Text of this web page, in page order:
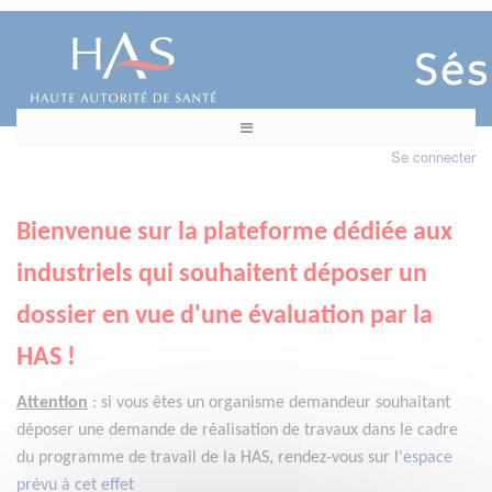
Se connecter
Bienvenue sur la plateforme dédiée aux
industriels qui souhaitent déposer un
dossier en vue d'une évaluation par la
HAS !
Attention : si vous êtes un organisme demandeur souhaitant
déposer une demande de réalisation de travaux dans le cadre
du programme de travail de la HAS, rendez-vous sur l'espace
prévu à cet effet